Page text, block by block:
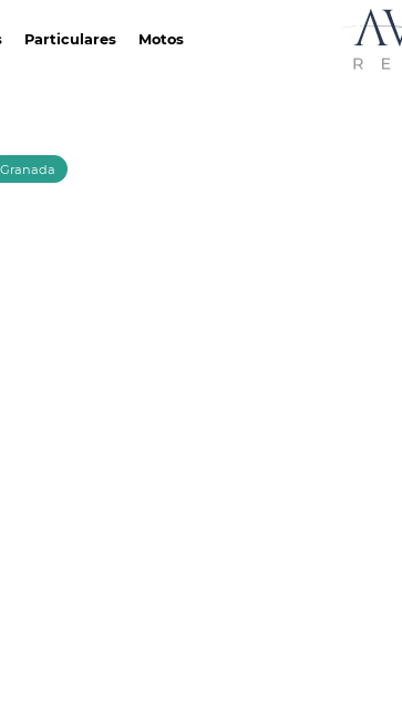
Particulares Motos
Granada